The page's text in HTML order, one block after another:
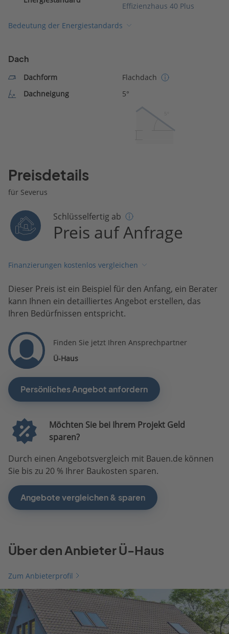
Effizienzhaus 40 Plus
Bedeutung der Energiestandards
Dach
Dachform
Flachdach
Dachneigung
5°
Preisdetails
für Severus
Schlüsselfertig ab
Preis auf Anfrage
Finanzierungen kostenlos vergleichen
Dieser Preis ist ein Beispiel für den Anfang, ein Berater
kann Ihnen ein detailliertes Angebot erstellen, das
Ihren Bedürfnissen entspricht.
Finden Sie jetzt Ihren Ansprechpartner
Ü-Haus
Persönliches Angebot anfordern
Möchten Sie bei Ihrem Projekt Geld
sparen?
Durch einen Angebotsvergleich mit Bauen.de können
Sie bis zu 20 % Ihrer Baukosten sparen.
Angebote vergleichen & sparen
Über den Anbieter Ü-Haus
Zum Anbieterprofil